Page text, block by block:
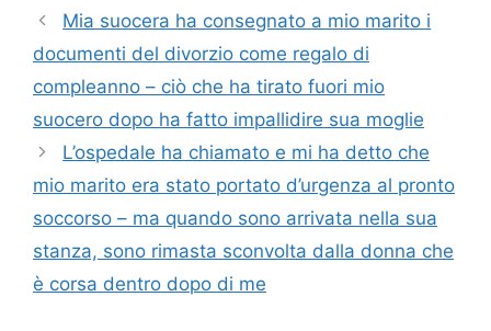
Mia suocera ha consegnato a mio marito i
documenti del divorzio come regalo di
compleanno – ciò che ha tirato fuori mio
suocero dopo ha fatto impallidire sua moglie
L’ospedale ha chiamato e mi ha detto che
mio marito era stato portato d’urgenza al pronto
soccorso – ma quando sono arrivata nella sua
stanza, sono rimasta sconvolta dalla donna che
è corsa dentro dopo di me